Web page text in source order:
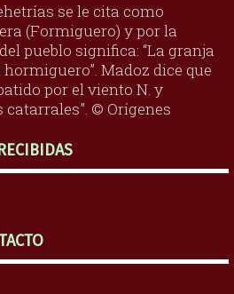
se le cita como
(Formiguero) y por la
pueblo significa: “La granja
Madoz dice que
por el viento N. y
© Orígenes